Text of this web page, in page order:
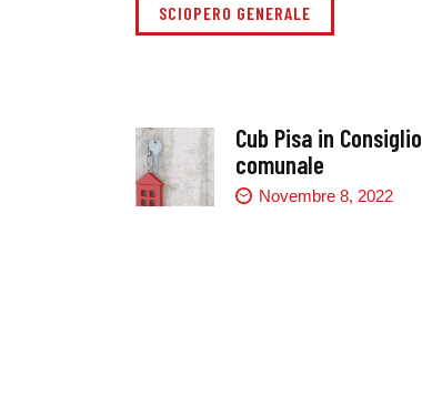
SCIOPERO GENERALE
Cub Pisa in Consiglio
comunale
Novembre 8, 2022